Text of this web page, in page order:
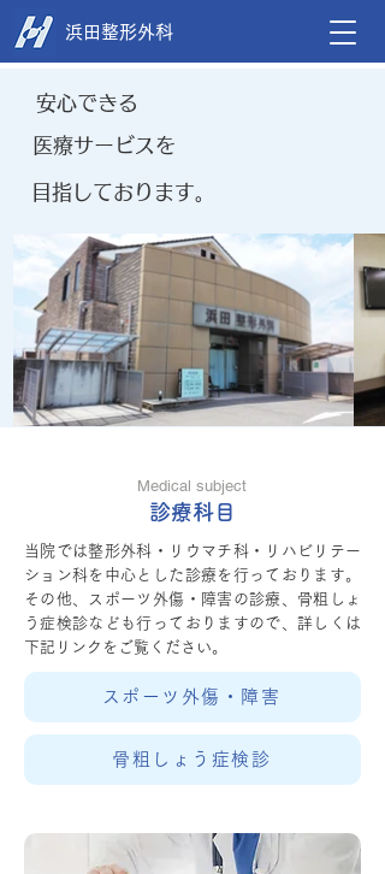
浜田整形外科
安心できる
医療サービスを
目指しております。
Medical subject
診療科目
当院では整形外科・リウマチ科・リハビリテー
ション科を中心とした診療を行っております。
その他、スポーツ外傷・障害の診療、骨粗しょ
う症検診なども行っておりますので、詳しくは
下記リンクをご覧ください。
スポーツ外傷・障害
骨粗しょう症検診